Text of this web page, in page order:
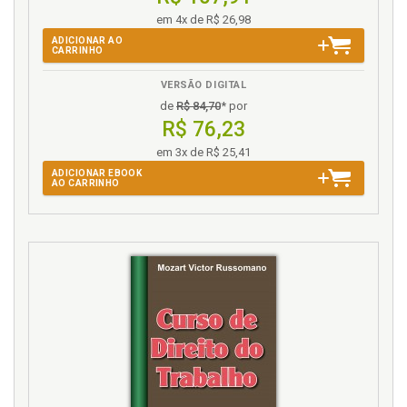
em n ossa época, p. 193
Flexibilização e desregulamentação do mercado de
Formação e evolução da economia de mercado, p.
Globalização da economia no curso da história, p. 48
Globalização. Conceito de globalização, p. 36
Globalização. Efeitos da globalização nos direito s
Globalização. Efeitos da globalização nos direito s
sociais e no Direito do Trabalho, p. 195
Globalização. Efeitos da globalização nos direito s
em 4x de R$ 26,98
ADICIONAR AO
CARRINHO
VERSÃO DIGITAL
de R$ 84,70* por
R$ 76,23
em 3x de R$ 25,41
ADICIONAR EBOOK
AO CARRINHO